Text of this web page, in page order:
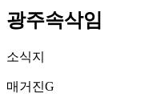
광주속삭임
소식지
매거진G